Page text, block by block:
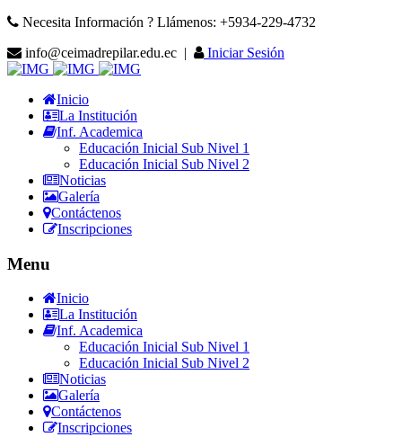
Necesita Información ? Llámenos: +5934-229-4732
info@ceimadrepilar.edu.ec |
Iniciar Sesión
Inicio
La Institución
Inf. Academica
Educación Inicial Sub Nivel 1
Educación Inicial Sub Nivel 2
Noticias
Galería
Contáctenos
Inscripciones
Menu
Inicio
La Institución
Inf. Academica
Educación Inicial Sub Nivel 1
Educación Inicial Sub Nivel 2
Noticias
Galería
Contáctenos
Inscripciones